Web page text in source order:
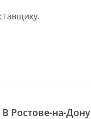
Ростове-на-Дону